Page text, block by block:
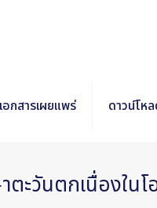
เอกสารเผยแพร่ ดาวน์โห
วันตกเนื่องในโ